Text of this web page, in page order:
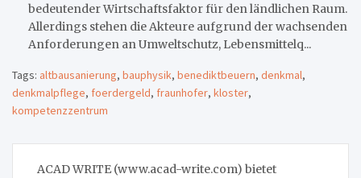
bedeutender Wirtschaftsfaktor für den ländlichen Raum.
Allerdings stehen die Akteure aufgrund der wachsenden
Anforderungen an Umweltschutz, Lebensmittelq...
Tags: altbausanierung, bauphysik, benediktbeuern, denkmal,
denkmalpflege, foerdergeld, fraunhofer, kloster,
kompetenzzentrum
ACAD WRITE (www.acad-write.com) bietet